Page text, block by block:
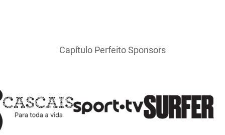
Capítulo Perfeito Sponsors